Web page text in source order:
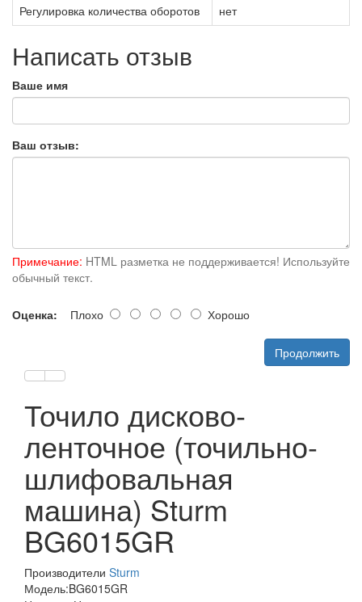
Регулировка количества оборотов
нет
Написать отзыв
Ваше имя
Ваш отзыв:
Примечание: HTML разметка не поддерживается! Используйте
обычный текст.
Оценка: Плохо Хорошо
Продолжить
Точило дисково-
ленточное (точильно-
шлифовальная
машина) Sturm
BG6015GR
Производители Sturm
Модель:BG6015GR